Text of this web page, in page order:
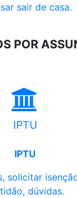
sair de casa.
POR
IPTU
IPTU
solicitar
dúvidas.